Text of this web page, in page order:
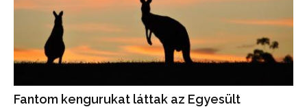
Fantom kengurukat láttak az Egyesült